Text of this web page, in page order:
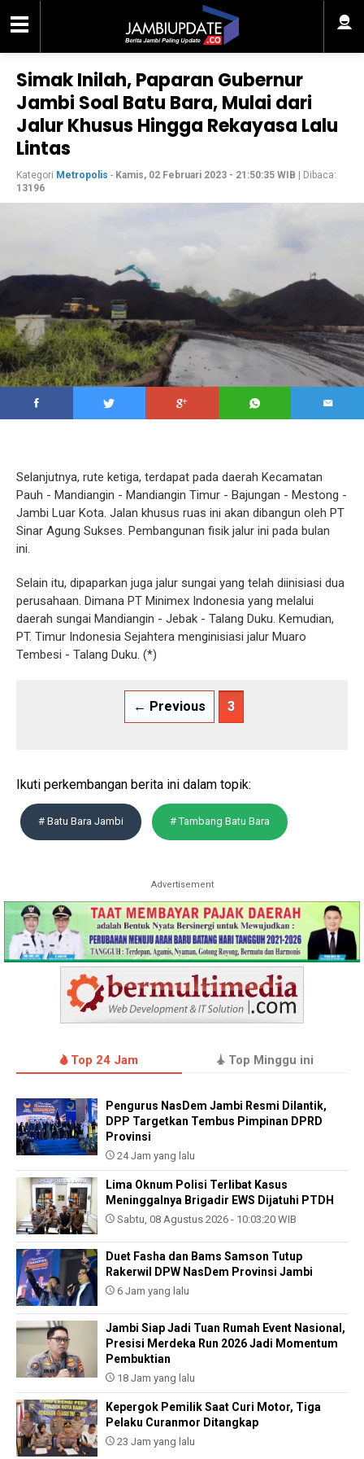
Simak Inilah, Paparan Gubernur
Jambi Soal Batu Bara, Mulai dari
Jalur Khusus Hingga Rekayasa Lalu
Lintas
Kategori Metropolis - Kamis, 02 Februari 2023 - 21:50:35 WIB | Dibaca:
13196
Selanjutnya, rute ketiga, terdapat pada daerah Kecamatan
Pauh - Mandiangin - Mandiangin Timur - Bajungan - Mestong -
Jambi Luar Kota. Jalan khusus ruas ini akan dibangun oleh PT
Sinar Agung Sukses. Pembangunan fisik jalur ini pada bulan
ini.
Selain itu, dipaparkan juga jalur sungai yang telah diinisiasi dua
perusahaan. Dimana PT Minimex Indonesia yang melalui
daerah sungai Mandiangin - Jebak - Talang Duku. Kemudian,
PT. Timur Indonesia Sejahtera menginisiasi jalur Muaro
Tembesi - Talang Duku. (*)
← Previous 3
Ikuti perkembangan berita ini dalam topik:
# Batu Bara Jambi # Tambang Batu Bara
Advertisement
Top 24 Jam Top Minggu ini
Pengurus NasDem Jambi Resmi Dilantik,
DPP Targetkan Tembus Pimpinan DPRD
Provinsi
24 Jam yang lalu
Lima Oknum Polisi Terlibat Kasus
Meninggalnya Brigadir EWS Dijatuhi PTDH
Sabtu, 08 Agustus 2026 - 10:03:20 WIB
Duet Fasha dan Bams Samson Tutup
Rakerwil DPW NasDem Provinsi Jambi
6 Jam yang lalu
Jambi Siap Jadi Tuan Rumah Event Nasional,
Presisi Merdeka Run 2026 Jadi Momentum
Pembuktian
18 Jam yang lalu
Kepergok Pemilik Saat Curi Motor, Tiga
Pelaku Curanmor Ditangkap
23 Jam yang lalu